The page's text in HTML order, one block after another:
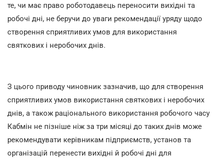
те, чи має право роботодавець переносити вихідні та
робочі дні, не беручи до уваги рекомендації уряду щодо
створення сприятливих умов для використання
святкових і неробочих днів.
З цього приводу чиновник зазначив, що для створення
сприятливих умов використання святкових і неробочих
днів, а також раціонального використання робочого часу
Кабмін не пізніше ніж за три місяці до таких днів може
рекомендувати керівникам підприємств, установ та
організацій перенести вихідні й робочі дні для